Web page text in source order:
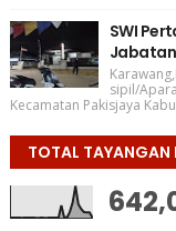
SWI
Jabatan
sipil/
Kecamatan Pakisjaya
TOTAL TAYANGAN